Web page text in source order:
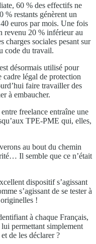
60 % des effectifs ne
% restants génèrent un
euros par mois. Une fois
revenu 20 % inférieur au
sociales pesant sur
code du travail.
désormais utilisé pour
légal de protection
faire travailler des
à embaucher.
freelance entraîne une
TPE-PME qui, elles,
au bout du chemin
Il semble que ce n’était
dispositif s’agissant
s’agissant de se tester à
!
à chaque Français,
permettant simplement
de les déclarer ?